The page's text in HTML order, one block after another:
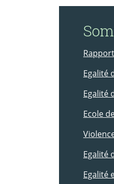
Egalité
Egalité
Ecole
Egalité
Egalité